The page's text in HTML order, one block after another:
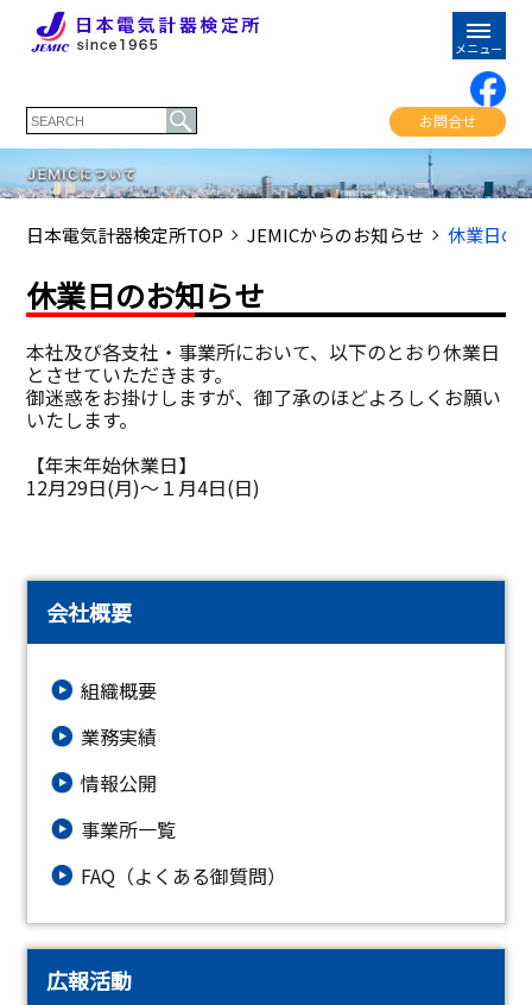
お問合せ
日本電気計器検定所TOP JEMICからのお知らせ 休業日の
休業日のお知らせ
本社及び各支社・事業所において、以下のとおり休業日
とさせていただきます。
御迷惑をお掛けしますが、御了承のほどよろしくお願い
いたします。
【年末年始休業日】
12月29日(月)～１月4日(日)
会社概要
組織概要
業務実績
情報公開
事業所一覧
FAQ（よくある御質問）
広報活動